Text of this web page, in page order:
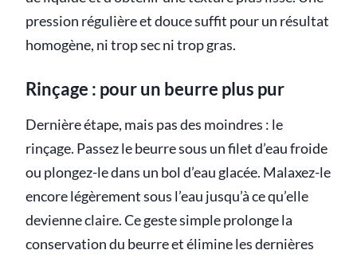
pression régulière et douce suffit pour un résultat
homogène, ni trop sec ni trop gras.
Rinçage : pour un beurre plus pur
Dernière étape, mais pas des moindres : le
rinçage. Passez le beurre sous un filet d’eau froide
ou plongez-le dans un bol d’eau glacée. Malaxez-le
encore légèrement sous l’eau jusqu’à ce qu’elle
devienne claire. Ce geste simple prolonge la
conservation du beurre et élimine les dernières